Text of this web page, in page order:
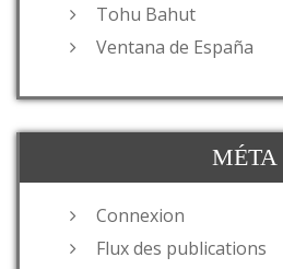
Tohu Bahut
Ventana de España
MÉTA
Connexion
Flux des publications